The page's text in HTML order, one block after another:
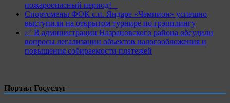
пожароопасный период!⁣⁣⠀
Спортсмены ФОК с.п. Яндаре «Чемпион» успешно
выступили на открытом турнире по грэпплингу
✅ В администрации Назрановского района обсудили
вопросы легализации объектов налогообложения и
повышения собираемости платежей
Портал Госуслуг